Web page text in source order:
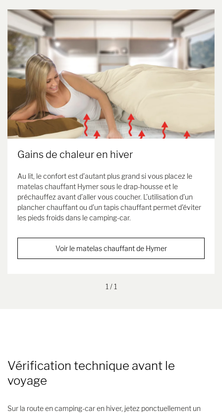
Gains de chaleur en hiver
Au lit, le confort est d’autant plus grand si vous placez le
matelas chauffant Hymer sous le drap-housse et le
préchauffez avant d’aller vous coucher. L’utilisation d’un
plancher chauffant ou d’un tapis chauffant permet d’éviter
les pieds froids dans le camping-car.
Voir le matelas chauffant de Hymer
1 / 1
Vérification technique avant le
voyage
Sur la route en camping-car en hiver, jetez ponctuellement un